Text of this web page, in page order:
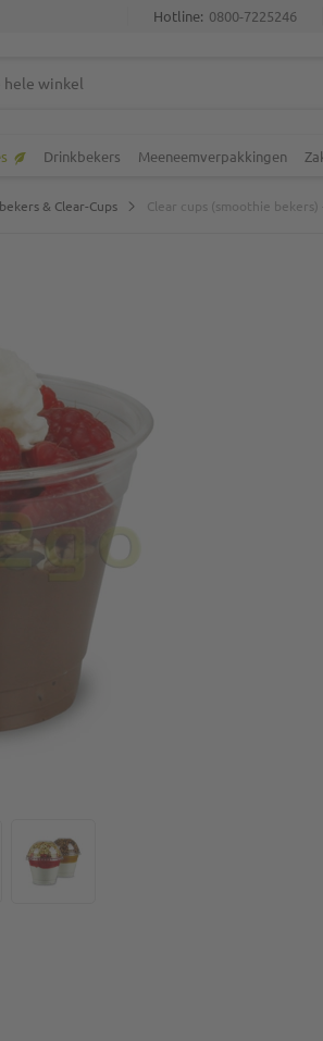
Hotline: 0800-7225246
Drinkbekers Meeneemverpakkingen
& Clear-Cups Clear cups (smoothie